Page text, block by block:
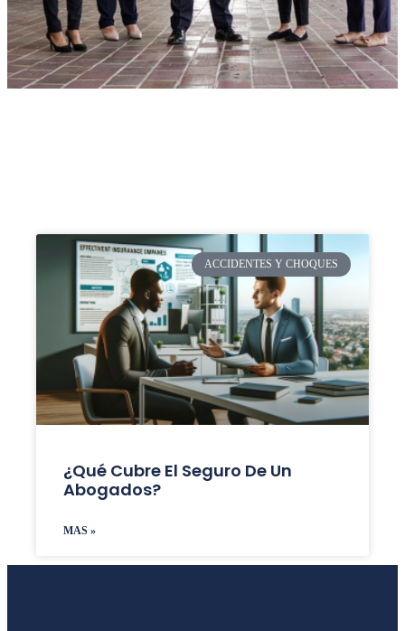
ACCIDENTES Y CHOQUES
¿Qué Cubre El Seguro De Un
Abogados?
MAS »